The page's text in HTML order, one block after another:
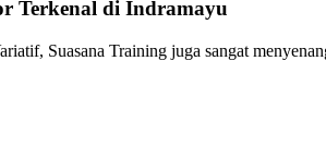
Terkenal di Indramayu
Suasana Training juga sangat